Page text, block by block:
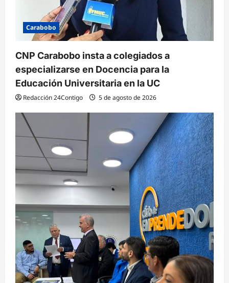
Carabobo
CNP Carabobo insta a colegiados a
especializarse en Docencia para la
Educación Universitaria en la UC
Redacción 24Contigo 5 de agosto de 2026